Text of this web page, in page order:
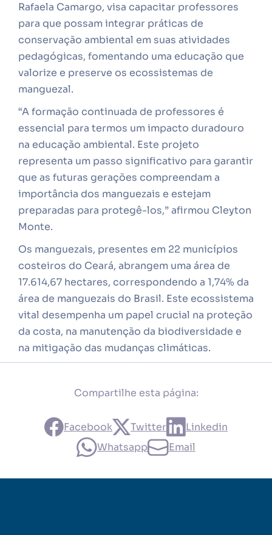
Rafaela Camargo, visa capacitar professores
para que possam integrar práticas de
conservação ambiental em suas atividades
pedagógicas, fomentando uma educação que
valorize e preserve os ecossistemas de
manguezal.
“A formação continuada de professores é
essencial para termos um impacto duradouro
na educação ambiental. Este projeto
representa um passo significativo para garantir
que as futuras gerações compreendam a
importância dos manguezais e estejam
preparadas para protegê-los,” afirmou Cleyton
Monte.
Os manguezais, presentes em 22 municípios
costeiros do Ceará, abrangem uma área de
17.614,67 hectares, correspondendo a 1,74% da
área de manguezais do Brasil. Este ecossistema
vital desempenha um papel crucial na proteção
da costa, na manutenção da biodiversidade e
na mitigação das mudanças climáticas.
Compartilhe esta página:
Facebook Twitter
Linkedin
Whatsapp
Email